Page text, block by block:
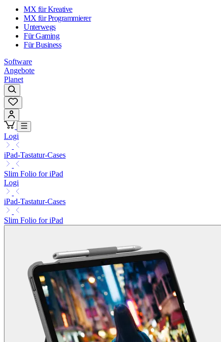
MX für Kreative
MX für Programmierer
Unterwegs
Für Gaming
Für Business
Software
Angebote
Planet
Logi
iPad-Tastatur-Cases
Slim Folio for iPad
Logi
iPad-Tastatur-Cases
Slim Folio for iPad